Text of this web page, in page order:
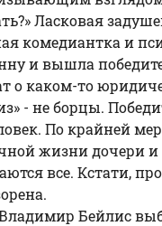
Ласковая
комедиантка и
и вышла
каком-то
- не борцы.
По крайней
жизни дочери и
все. Кстати,
Владимир Бейлис